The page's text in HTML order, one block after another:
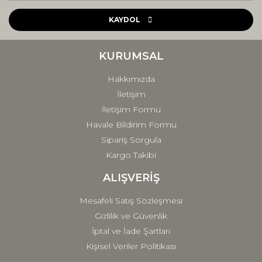
Ürün resmi kalitesiz, bozuk veya görüntülenemiyor.
Ürün açıklamasında eksik bilgiler bulunuyor.
Ürün fiyatı diğer sitelerden daha pahalı.
Gönder
KAYDOL
KURUMSAL
Hakkımızda
İletişim
İletişim Formu
Havale Bildirim Formu
Sipariş Sorgula
Kargo Takibi
ALIŞVERİŞ
Mesafeli Satış Sözleşmesi
Gizlilik ve Güvenlik
İptal ve İade Şartları
Kişisel Veriler Politikası